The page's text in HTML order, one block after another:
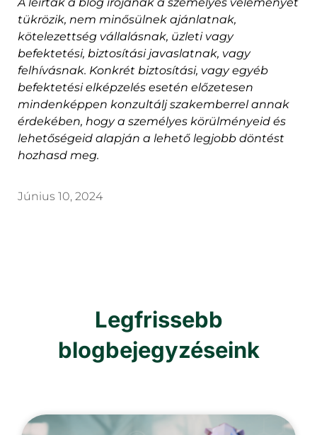
tükrözik, nem minősülnek ajánlatnak,
kötelezettség vállalásnak, üzleti vagy
befektetési, biztosítási javaslatnak, vagy
felhívásnak. Konkrét biztosítási, vagy egyéb
befektetési elképzelés esetén előzetesen
mindenképpen konzultálj szakemberrel annak
érdekében, hogy a személyes körülményeid és
lehetőségeid alapján a lehető legjobb döntést
hozhasd meg.
Június 10, 2024
Legfrissebb
blogbejegyzéseink